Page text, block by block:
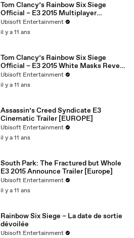
Tom Clancy’s Rainbow Six Siege
Official – E3 2015 Multiplayer
Gameplay Trailer [Europe]
Ubisoft Entertainment
il y a 11 ans
Tom Clancy’s Rainbow Six Siege
Official – E3 2015 White Masks Reveal
– Angela Bassett [Europe]
Ubisoft Entertainment
il y a 11 ans
Assassin’s Creed Syndicate E3
Cinematic Trailer [EUROPE]
Ubisoft Entertainment
il y a 11 ans
South Park: The Fractured but Whole
E3 2015 Announce Trailer [Europe]
Ubisoft Entertainment
il y a 11 ans
Rainbow Six Siege – La date de sortie
dévoilée
Ubisoft Entertainment